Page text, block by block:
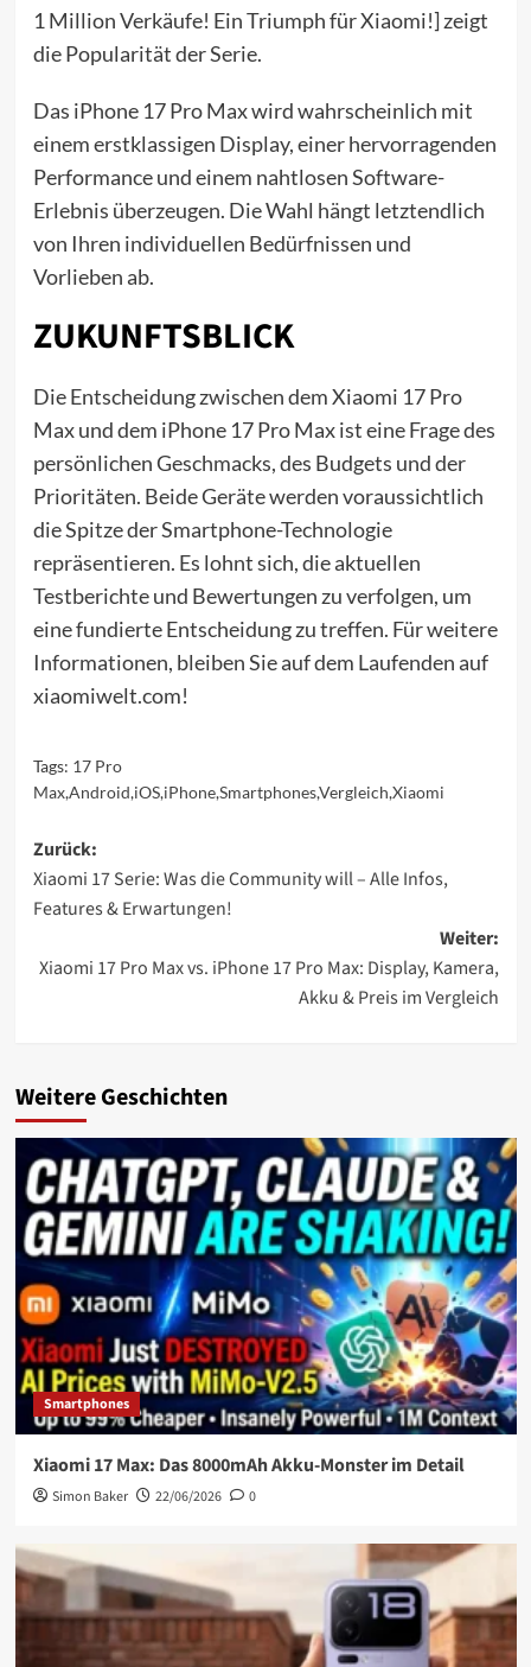
1 Million Verkäufe! Ein Triumph für Xiaomi!] zeigt
die Popularität der Serie.
Das iPhone 17 Pro Max wird wahrscheinlich mit
einem erstklassigen Display, einer hervorragenden
Performance und einem nahtlosen Software-
Erlebnis überzeugen. Die Wahl hängt letztendlich
von Ihren individuellen Bedürfnissen und
Vorlieben ab.
ZUKUNFTSBLICK
Die Entscheidung zwischen dem Xiaomi 17 Pro
Max und dem iPhone 17 Pro Max ist eine Frage des
persönlichen Geschmacks, des Budgets und der
Prioritäten. Beide Geräte werden voraussichtlich
die Spitze der Smartphone-Technologie
repräsentieren. Es lohnt sich, die aktuellen
Testberichte und Bewertungen zu verfolgen, um
eine fundierte Entscheidung zu treffen. Für weitere
Informationen, bleiben Sie auf dem Laufenden auf
xiaomiwelt.com!
Tags: 17 Pro
Max,Android,iOS,iPhone,Smartphones,Vergleich,Xiaomi
Beitragsnavigation
Zurück:
Xiaomi 17 Serie: Was die Community will – Alle Infos,
Features & Erwartungen!
Weiter:
Xiaomi 17 Pro Max vs. iPhone 17 Pro Max: Display, Kamera,
Akku & Preis im Vergleich
Weitere Geschichten
Smartphones
Xiaomi 17 Max: Das 8000mAh Akku-Monster im Detail
Simon Baker 22/06/2026 0